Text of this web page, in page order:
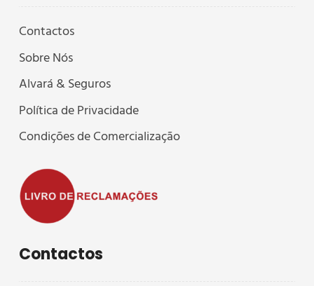
Contactos
Sobre Nós
Alvará & Seguros
Política de Privacidade
Condições de Comercialização
Contactos